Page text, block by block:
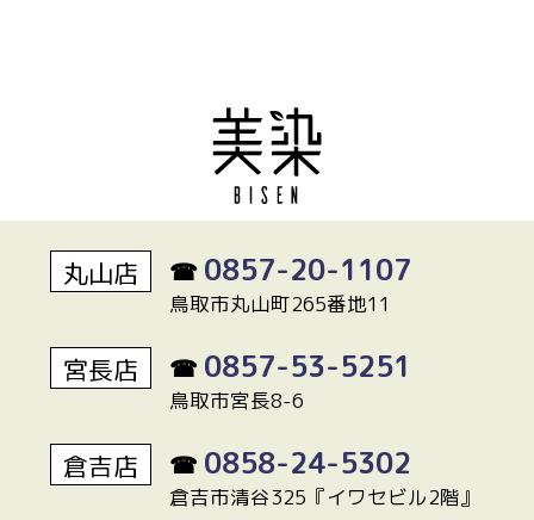
丸山店 ☎ 0857-20-1107
鳥取市丸山町265番地11
宮長店 ☎ 0857-53-5251
鳥取市宮長8-6
倉吉店 ☎ 0858-24-5302
倉吉市清谷325『イワセビル2階』